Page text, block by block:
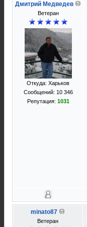
Дмитрий Медведев
Ветеран
Откуда: Харьков
Сообщений: 10 346
Репутация: 1031
minato87
Ветеран